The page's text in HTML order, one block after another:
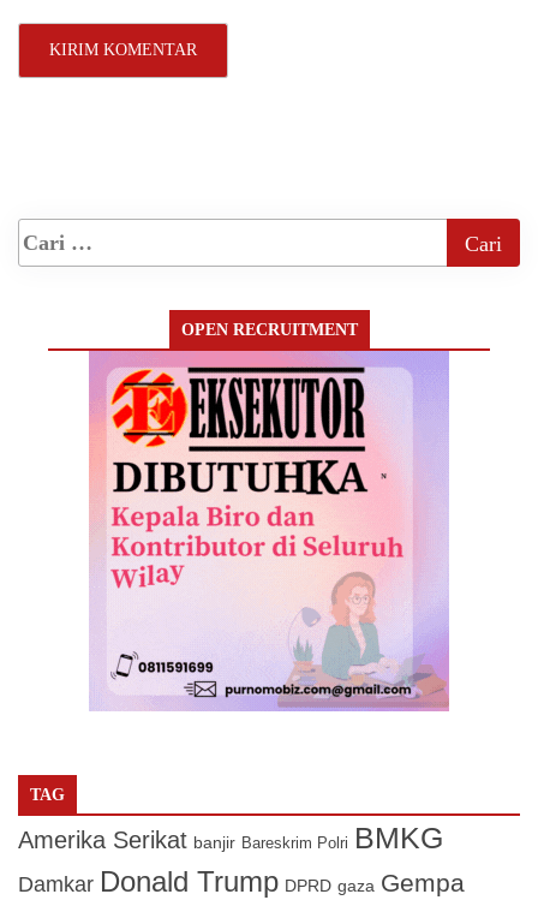
OPEN RECRUITMENT
TAG
Amerika Serikat banjir Bareskrim Polri BMKG
Damkar Donald Trump DPRD gaza Gempa